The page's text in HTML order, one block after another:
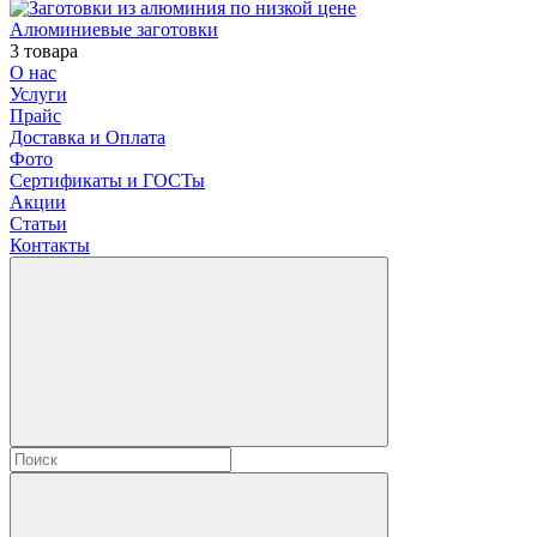
Алюминиевые заготовки
3 товара
О нас
Услуги
Прайс
Доставка и Оплата
Фото
Сертификаты и ГОСТы
Акции
Статьи
Контакты